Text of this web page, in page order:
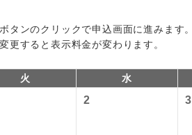
タンのクリックで申込画面に進みます。
更すると表示料金が変わります。
火 水
2 3